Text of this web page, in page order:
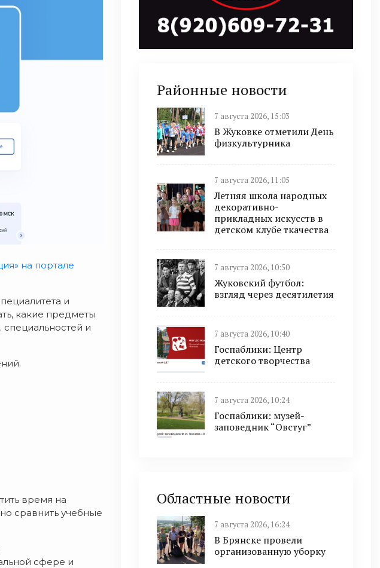
на портале
и
какие предметы
и
время на
сравнить учебные
сфере и
Районные новости
7 августа 2026, 15:03
В Жуковке отметили День
физкультурника
7 августа 2026, 11:05
Летняя школа народных
декоративно-
прикладных искусств в
детском клубе ткачества
7 августа 2026, 10:50
Жуковский футбол:
взгляд через десятилетия
7 августа 2026, 10:40
Госпаблики: Центр
детского творчества
7 августа 2026, 10:24
Госпаблики: музей-
заповедник “Овстуг”
Областные новости
7 августа 2026, 16:24
В Брянске провели
организованную уборку